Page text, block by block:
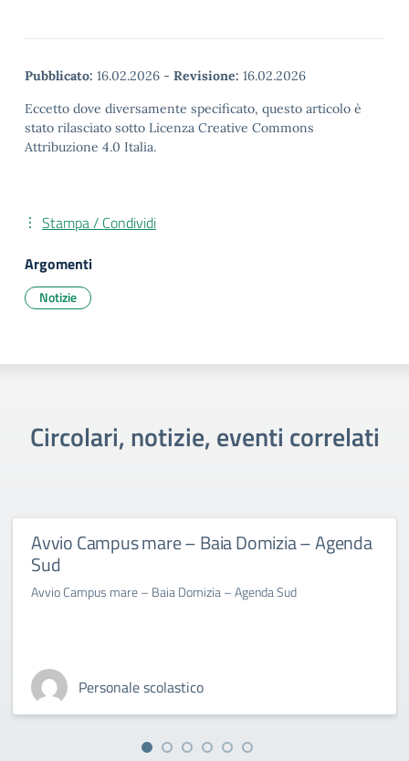
Pubblicato: 16.02.2026 - Revisione: 16.02.2026
Eccetto dove diversamente specificato, questo articolo è
stato rilasciato sotto Licenza Creative Commons
Attribuzione 4.0 Italia.
Stampa / Condividi
Argomenti
Notizie
Circolari, notizie, eventi correlati
Avvio Campus mare – Baia Domizia – Agenda
Sud
Avvio Campus mare – Baia Domizia – Agenda Sud
Personale scolastico